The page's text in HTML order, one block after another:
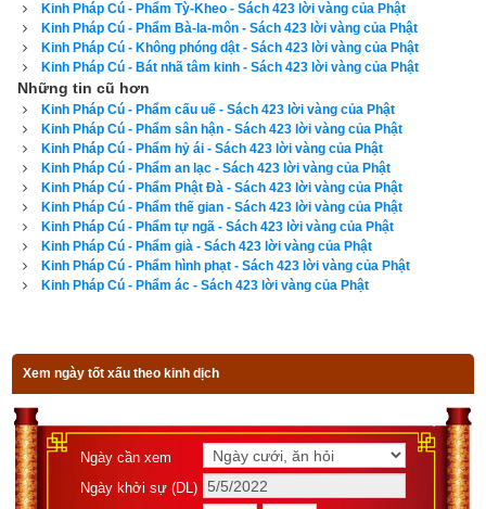
Trí nhân chọn thiện rất mau
Cán cân hạnh phúc đi đầu mọi duyên.
269. Bậc ẩn sĩ trong ngoài thấu hiểu
Đời bây giờ và kiếp tương lai
Dứt trừ ác pháp hôm nay
Xứng danh Thích tử mâu-ni
nghiệp sát
Hại con người, động vật, sinh linh.
Tâm từ thương khắp chúng sinh
Kinh Pháp Cú - Phẩm Tỳ-Kheo - Sách 423 lời vàng của Phật
Kinh Pháp Cú - Phẩm Bà-la-môn - Sách 423 lời vàng của Phật
Kinh Pháp Cú - Không phóng dật - Sách 423 lời vàng của Phật
Kinh Pháp Cú - Bát nhã tâm kinh - Sách 423 lời vàng của Phật
Những tin cũ hơn
Kinh Pháp Cú - Phẩm cấu uế - Sách 423 lời vàng của Phật
Kinh Pháp Cú - Phẩm sân hận - Sách 423 lời vàng của Phật
Kinh Pháp Cú - Phẩm hỷ ái - Sách 423 lời vàng của Phật
Kinh Pháp Cú - Phẩm an lạc - Sách 423 lời vàng của Phật
Kinh Pháp Cú - Phẩm Phật Đà - Sách 423 lời vàng của Phật
Kinh Pháp Cú - Phẩm thế gian - Sách 423 lời vàng của Phật
Kinh Pháp Cú - Phẩm tự ngã - Sách 423 lời vàng của Phật
Kinh Pháp Cú - Phẩm già - Sách 423 lời vàng của Phật
Kinh Pháp Cú - Phẩm hình phạt - Sách 423 lời vàng của Phật
Kinh Pháp Cú - Phẩm ác - Sách 423 lời vàng của Phật
Xem ngày tốt xấu theo kinh dịch
Ngày cần xem
Ngày khởi sự (DL)